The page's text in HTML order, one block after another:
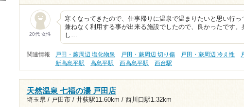
20代 女性
寒くなってきたので、仕事帰りに温泉で温まりたいと思い行
兼ねなく利用する事が出来る施設でしたので、良かったです。
し…
関連情報 戸田・蕨周辺 塩化物泉 戸田・蕨周辺 切り傷 戸田・蕨周辺 冷え性
新高島平駅
高島平駅 西高島平駅 西台駅
天然温泉 七福の湯 戸田店
埼玉県 / 戸田市 / 井荻駅11.60km / 西川口駅1.32km